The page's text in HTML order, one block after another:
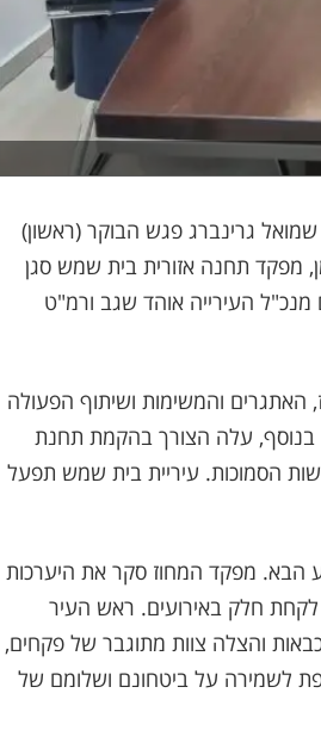
גרינברג פגש הבוקר (ראשון)
מפקד תחנה אזורית בית שמש סגן
העירייה אוהד שגב ורמ"ט
האתגרים והמשימות ושיתוף הפעולה
בנוסף, עלה הצורך בהקמת תחנת
הסמוכות. עיריית בית שמש תפעל
הבא. מפקד המחוז סקר את היערכות
חלק באירועים. ראש העיר
והצלה צוות מתוגבר של פקחים,
לשמירה על ביטחונם ושלומם של